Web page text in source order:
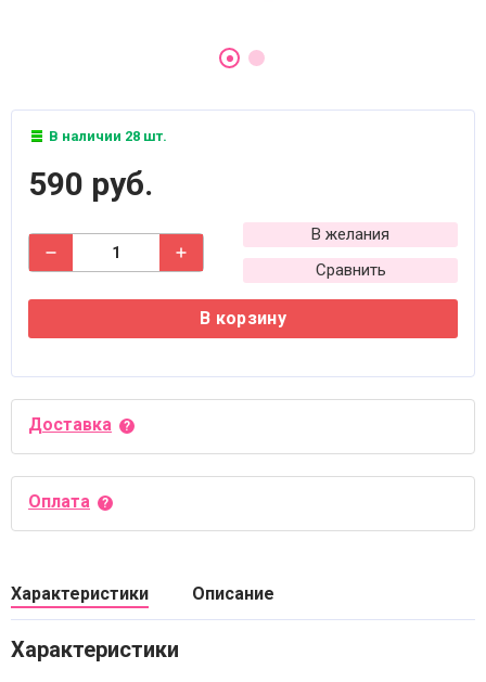
В наличии 28 шт.
590 руб.
В желания
Сравнить
В корзину
Доставка
Оплата
Характеристики Описание
Характеристики